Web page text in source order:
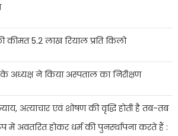
कीमत 5.2 लाख रियाल प्रति किलो
अध्यक्ष ने किया अस्पताल का निरीक्षण
अत्याचार एवं शोषण की वृद्धि होती है तब-तब
अवतरित होकर धर्म की पुनर्स्थापना करते हैं :